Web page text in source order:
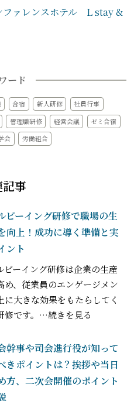
ファレンスホテル L stay &
ード
合宿 新人研修
社員行事
管理職研修 経営会議
ゼミ合宿
会 労働組合
事
ビーイング研修で職場の生
向上！成功に導く準備と実
ント
ビーイング研修は企業の生産
め、従業員のエンゲージメン
に大きな効果をもたらしてく
です。 …続きを見る
幹事や司会進行役が知って
きポイントは？挨拶や当日
方、二次会開催のポイント